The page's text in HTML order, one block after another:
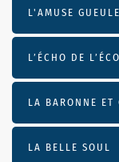
L'AMUSE GUEULE
L’ÉCHO DE L’ÉCO
LA BARONNE ET
LA BELLE SOUL